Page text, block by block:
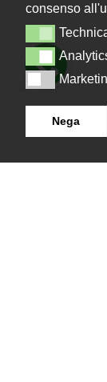
consenso
Technical
Analytics
Marketing
Nega